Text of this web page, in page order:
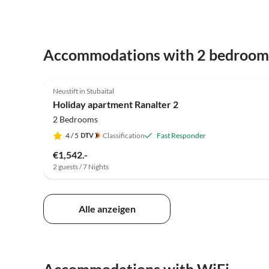
Accommodations with 2
Neustift in Stubaital
Holiday apartment Ranalter 2
2 Bedrooms
4/ 5 Classification Fast Responder
€1,542.-
2 guests / 7 Nights
Alle anzeigen